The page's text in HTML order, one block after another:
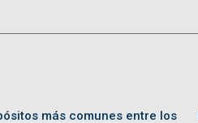
más comunes entre los